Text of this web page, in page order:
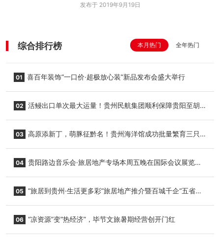
发布于 2019年9月19日
综合排行榜 本月热门 全年热门
01 喜百年装饰“一口价·超极放心装”新品发布会盛大举行
02 活鳗出口单次最大运量！贵州民航集团顺利保障贵阳至胡
03 高原添新丁，萌豚征黔名！贵州海洋馆成功批量繁育三只
04 贵阳路边音乐会·旅居地产专场本周五晚在国际会议展览中
05 “旅居到贵州·生活更多彩”旅居地产推介暨百城千企“五省
06 “凉资源”变“热经济”，毕节文旅暑期经营创开门红